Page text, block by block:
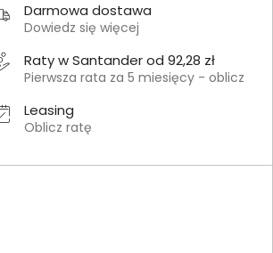
Darmowa dostawa
Dowiedz się więcej
Raty w Santander od 92,28 zł
Pierwsza rata za 5 miesięcy - oblicz
Leasing
Oblicz ratę